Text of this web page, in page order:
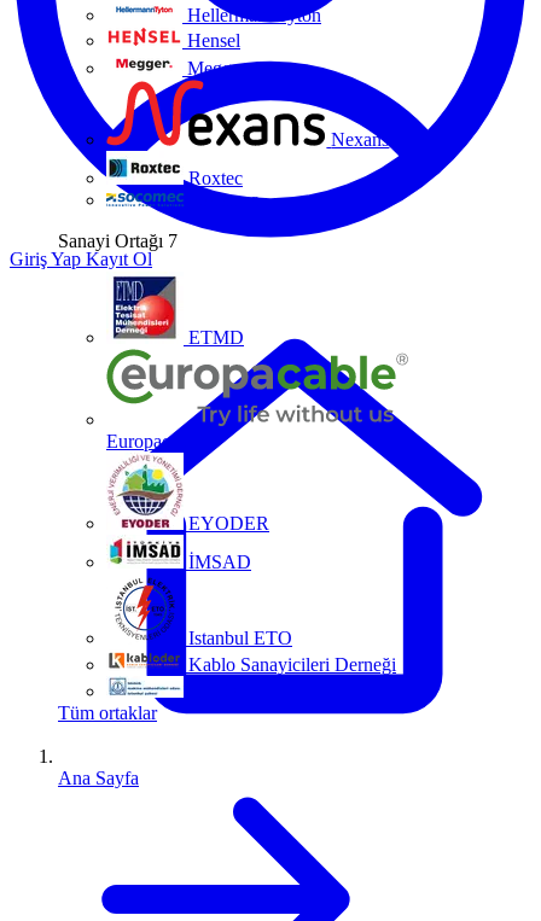
HellermannTyton
Hensel
Megger
Nexans
Roxtec
Socomec
Sanayi Ortağı 7
ETMD
Europacable
EYODER
İMSAD
Istanbul ETO
Kablo Sanayicileri Derneği
Tüm ortaklar
Giriş Yap Kayıt Ol
Ana Sayfa